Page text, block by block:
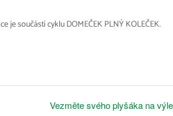
je součástí cyklu DOMEČEK PLNÝ KOLEČEK.
Vezměte svého plyšáka na